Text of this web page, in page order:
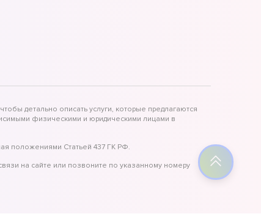
детально описать услуги, которые предлагаются
физическими и юридическими лицами в
положениями Статьей 437 ГК РФ.
на сайте или позвоните по указанному номеру